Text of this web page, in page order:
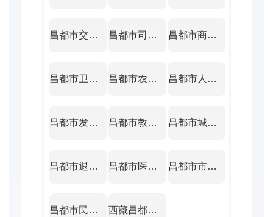
昌都市交通运输局 昌都市司法局 昌都市商务局
昌都市卫生健康委员会 昌都市农业农村局 昌都市人民政府国有资产监督管理委员会
昌都市发展和改革委员会 昌都市教育局 昌都市城市管理局
昌都市退役军人事务局 昌都市医疗保障局 昌都市市场监督管理局
昌都市民族事务委员会 西藏昌都经济开发区